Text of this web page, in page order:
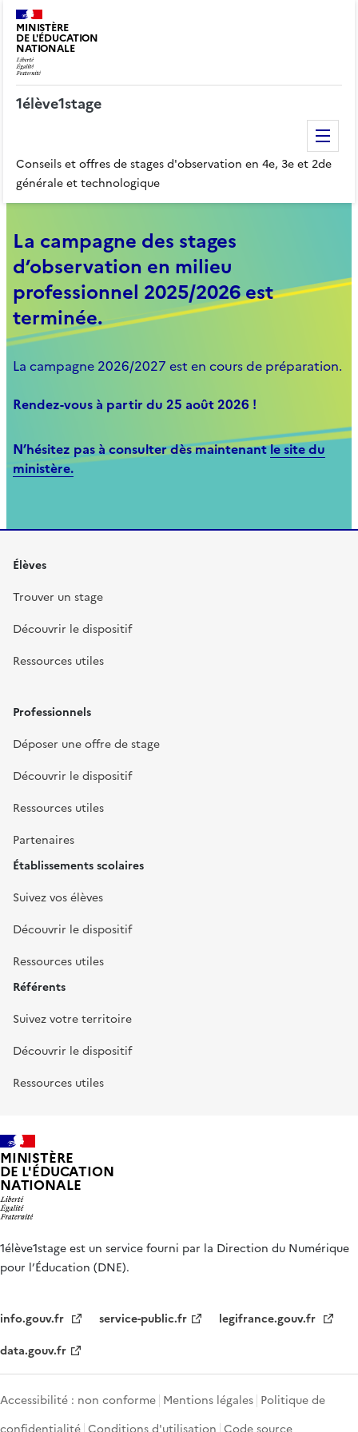
MINISTÈRE
DE L'ÉDUCATION
NATIONALE
1élève1stage
Conseils et offres de stages d'observation en 4e, 3e et 2de
générale et technologique
La campagne des stages
d’observation en milieu
professionnel 2025/2026 est
terminée.
La campagne 2026/2027 est en cours de préparation.
Rendez-vous à partir du 25 août 2026 !
N’hésitez pas à consulter dès maintenantle site du
ministère.
Élèves
Trouver un stage
Découvrir le dispositif
Ressources utiles
Professionnels
Déposer une offre de stage
Découvrir le dispositif
Ressources utiles
Partenaires
Établissements scolaires
Suivez vos élèves
Découvrir le dispositif
Ressources utiles
Référents
Suivez votre territoire
Découvrir le dispositif
Ressources utiles
MINISTÈRE
DE L'ÉDUCATION
NATIONALE
1élève1stage est un service fourni par la Direction du Numérique
pour l’Éducation (DNE).
info.gouv.fr service-public.fr
legifrance.gouv.fr
data.gouv.fr
Accessibilité : non conforme Mentions légales Politique de